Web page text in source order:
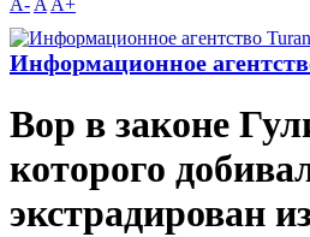
A- A A+
Информационное
Вор в законе
которого
экстрадирован